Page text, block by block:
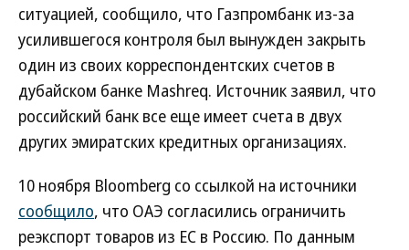
ситуацией, сообщило, что Газпромбанк из-за
усилившегося контроля был вынужден закрыть
один из своих корреспондентских счетов в
дубайском банке Mashreq. Источник заявил, что
российский банк все еще имеет счета в двух
других эмиратских кредитных организациях.
10 ноября Bloomberg со ссылкой на источники
сообщило, что ОАЭ согласились ограничить
реэкспорт товаров из ЕС в Россию. По данным